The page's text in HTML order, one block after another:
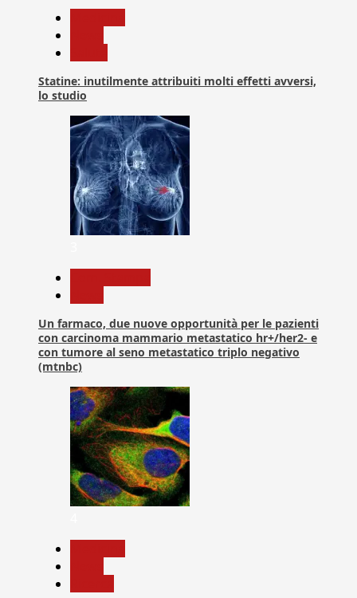
Statine: inutilmente attribuiti molti effetti avversi,
lo studio
Un farmaco, due nuove opportunità per le pazienti
con carcinoma mammario metastatico hr+/her2- e
con tumore al seno metastatico triplo negativo
(mtnbc)